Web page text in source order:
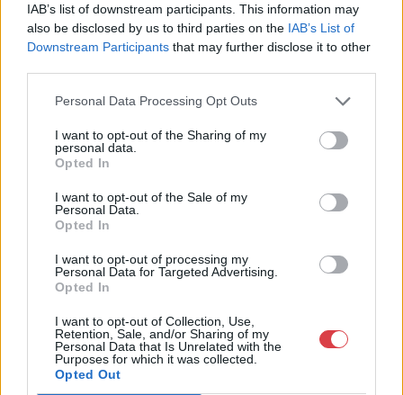
IAB’s list of downstream participants. This information may
also be disclosed by us to third parties on the IAB’s List of
Downstream Participants that may further disclose it to other
Personal Data Processing Opt Outs
I want to opt-out of the Sharing of my
personal data.
Opted In
I want to opt-out of the Sale of my
Personal Data.
Opted In
I want to opt-out of processing my
Personal Data for Targeted Advertising.
Opted In
I want to opt-out of Collection, Use,
Retention, Sale, and/or Sharing of my
Personal Data that Is Unrelated with the
Purposes for which it was collected.
Opted Out
Telefon: +361 475 6000 +361
4756005
Bemutatkozás: Magas színvonalú festmények és műtárgyak,
bútorok, szőnyegek, üveg, porcelán és ezüst tárgyak, ékszerek,
néprajzi tárgyak értékesítése és aukcionálása. Hagyatékok és
gyűjtemények árverezése. Ingyenes értékbecslés. Árveréseinkre
GALÉRIA TOVÁBBI MŰTÁRGYAI
KAPCSOLÓDÓ MŰTÁRGYAK